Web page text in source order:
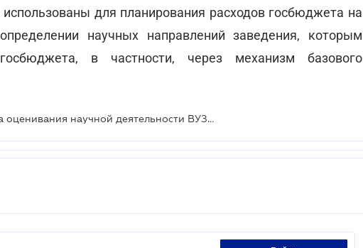
для планирования расходов госбюджета на
научных направлений заведения, которым
в частности, через механизм базового
Вводится новая система оценивания научной деятельности ВУЗов